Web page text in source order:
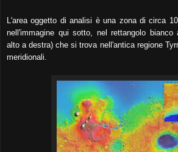
L'area oggetto di analisi è una zona di circa
nell'immagine qui sotto, nel rettangolo bianco
alto a destra) che si trova nell'antica regione
meridionali.